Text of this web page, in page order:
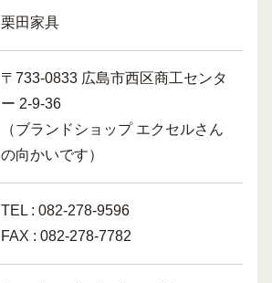
栗田家具
〒733-0833 広島市西区商工センタ
ー 2-9-36
（ブランドショップ エクセルさん
の向かいです）
TEL : 082-278-9596
FAX : 082-278-7782